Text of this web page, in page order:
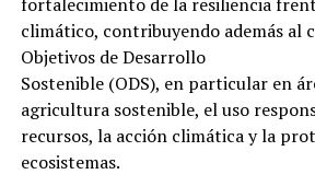
climático, contribuyendo además al
Objetivos de Desarrollo
Sostenible (ODS), en particular en
agricultura sostenible, el uso
recursos, la acción climática y la
ecosistemas.